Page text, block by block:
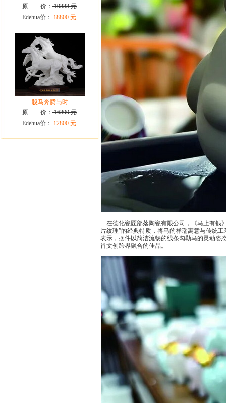
原 价： 19888 元
Edehua价：
18800 元
骏马奔腾与时
原 价： 16800 元
Edehua价：
12800 元
在德化瓷匠部落陶瓷有限公司，《马上有钱
片纹理”的经典特质，将马的祥瑞寓意与传统
表示，摆件以简洁流畅的线条勾勒马的灵动姿
肖文创跨界融合的佳品。